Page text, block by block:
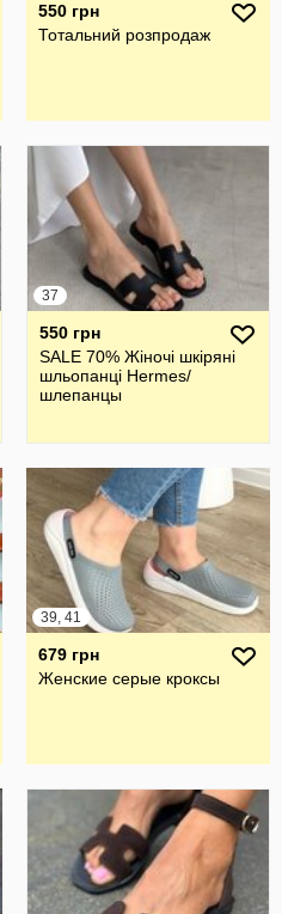
550 грн
Тотальний розпродаж
37
550 грн
SALE 70% Жіночі шкіряні
шльопанці Hermes/
шлепанцы
39, 41
679 грн
Женские серые кроксы